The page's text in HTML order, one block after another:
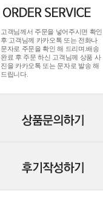
고객님께서 주문을 넣어주시면 확인
후 고객님께 카카오톡 또는 전화나
문자로 주문을 확인 해 드리며.배송
완료 후 주문 하신 고객님께 상품 사
진을 카카오톡 또는 문자로 발송 해
드립니다.